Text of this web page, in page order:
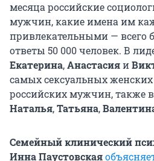
месяца российские
мужчин, какие имена им
привлекательными — всего
ответы 50 000 человек. В
Екатерина,Анастасияи
самых сексуальных
российских мужчин, также
Наталья,Татьяна,
Семейный клинический
Инна Паустовская